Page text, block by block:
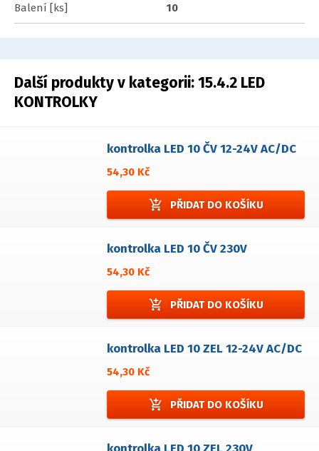
Balení [ks] 10
Další produkty v kategorii:15.4.2 LED
KONTROLKY
kontrolka LED 10 ČV 12-24V AC/DC
54,30 Kč
add_shopping_cart PŘIDAT DO KOŠÍKU
kontrolka LED 10 ČV 230V
54,30 Kč
add_shopping_cart PŘIDAT DO KOŠÍKU
kontrolka LED 10 ZEL 12-24V AC/DC
54,30 Kč
add_shopping_cart PŘIDAT DO KOŠÍKU